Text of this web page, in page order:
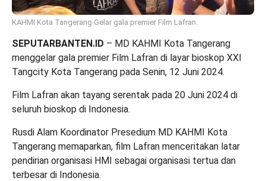
KAHMI Kota Tangerang Gelar gala premier Film Lafran.
SEPUTARBANTEN.ID – MD KAHMI Kota Tangerang
menggelar gala premier Film Lafran di layar bioskop XXI
Tangcity Kota Tangerang pada Senin, 12 Juni 2024.
Film Lafran akan tayang serentak pada 20 Juni 2024 di
seluruh bioskop di Indonesia.
Rusdi Alam Koordinator Presedium MD KAHMI Kota
Tangerang memaparkan, film Lafran menceritakan latar
pendirian organisasi HMI sebagai organisasi tertua dan
terbesar di Indonesia.